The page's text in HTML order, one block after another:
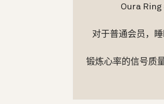
Oura Ring
对于普通会员，
锻炼心率的信号质